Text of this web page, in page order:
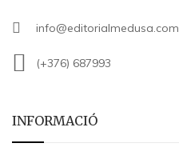
info@editorialmedusa.com
(+376) 687993
INFORMACIÓ